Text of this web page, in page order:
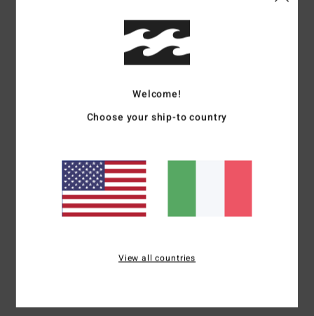
Codice colore
mano pesca elasticizzato in nylon riciclato
(78%) e elastan (22%)
collo davanti a V e aperto dietro
Maniche:Maniche lunghe
Chiusura:chiusura fissa
Welcome!
Choose your ship-to country
View all countries